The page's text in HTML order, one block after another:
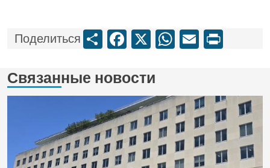
ПоделитьсяShareFacebook
X WhatsApp
Email
Print
Связанные новости